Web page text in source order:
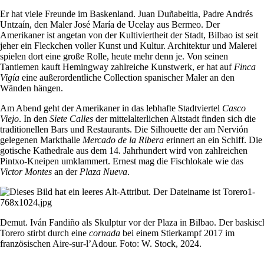
Er hat viele Freunde im Baskenland. Juan Duñabeitia, Padre Andrés
Untzaín, den Maler José María de Ucelay aus Bermeo. Der
Amerikaner ist angetan von der Kultiviertheit der Stadt, Bilbao ist seit
jeher ein Fleckchen voller Kunst und Kultur. Architektur und Malerei
spielen dort eine große Rolle, heute mehr denn je. Von seinen
Tantiemen kauft Hemingway zahlreiche Kunstwerk, er hat auf Finca
Vigía eine außerordentliche Collection spanischer Maler an den
Wänden hängen.
Am Abend geht der Amerikaner in das lebhafte Stadtviertel Casco
Viejo. In den Siete Calles der mittelalterlichen Altstadt finden sich die
traditionellen Bars und Restaurants. Die Silhouette der am Nervión
gelegenen Markthalle Mercado de la Ribera erinnert an ein Schiff. Die
gotische Kathedrale aus dem 14. Jahrhundert wird von zahlreichen
Pintxo-Kneipen umklammert. Ernest mag die Fischlokale wie das
Victor Montes an der Plaza Nueva.
Demut. Iván Fandiño als Skulptur vor der Plaza in Bilbao. Der
Torero stirbt durch eine cornada bei einem Stierkampf 2017 im
französischen Aire-sur-l’Adour. Foto: W. Stock, 2024.